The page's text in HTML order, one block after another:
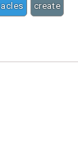
create